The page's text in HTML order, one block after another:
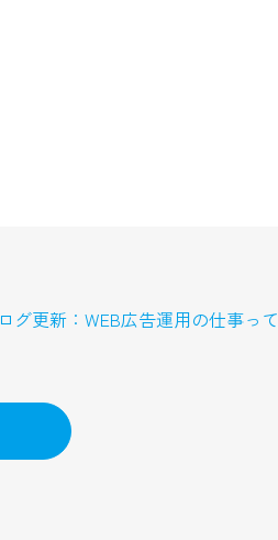
グ更新：WEB広告運用の仕事っ